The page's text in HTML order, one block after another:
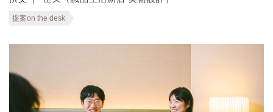
提案on the desk